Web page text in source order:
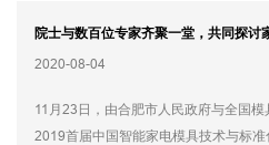
院士与数百位专家齐聚一堂，共同探讨
2020-08-04
11月23日，由合肥市人民政府与全国
2019首届中国智能家电模具技术与标